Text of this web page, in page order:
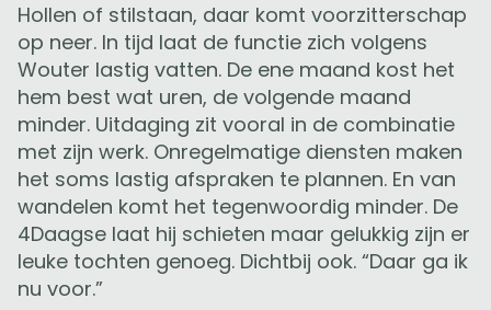
Hollen of stilstaan, daar komt voorzitterschap
op neer. In tijd laat de functie zich volgens
Wouter lastig vatten. De ene maand kost het
hem best wat uren, de volgende maand
minder. Uitdaging zit vooral in de combinatie
met zijn werk. Onregelmatige diensten maken
het soms lastig afspraken te plannen. En van
wandelen komt het tegenwoordig minder. De
4Daagse laat hij schieten maar gelukkig zijn er
leuke tochten genoeg. Dichtbij ook. “Daar ga ik
nu voor.”